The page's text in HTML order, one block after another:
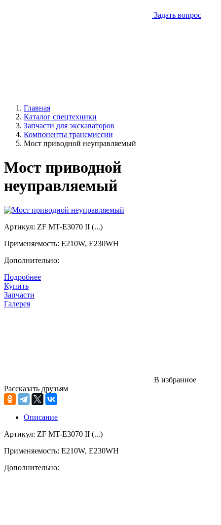
Задать вопрос
Главная
Каталог спецтехники
Запчасти для экскаваторов
Компоненты трансмиссии
Мост приводной неуправляемый
Мост приводной
неуправляемый
Артикул: ZF MT-E3070 II (...)
Применяемость: E210W, E230WH
Дополнительно:
Подробнее
Цена:
Цена по запросу
Купить
Запчасти
Галерея
В избранное
Рассказать друзьям
Описание
Артикул: ZF MT-E3070 II (...)
Применяемость: E210W, E230WH
Дополнительно: